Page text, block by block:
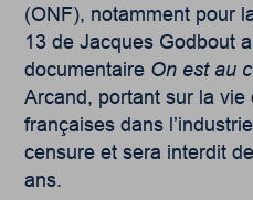
(ONF), notamment pour
13 de Jacques Godbout
documentaire On est au
Arcand, portant sur la vie
françaises dans
censure et sera interdit
ans.